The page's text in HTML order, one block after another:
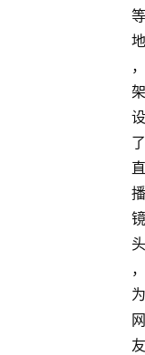
等
地
，
架
设
了
直
播
镜
头
，
为
网
友